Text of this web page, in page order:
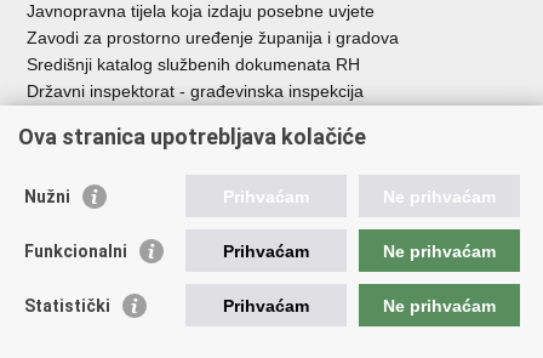
Javnopravna tijela koja izdaju posebne uvjete
Zavodi za prostorno uređenje županija i gradova
Središnji katalog službenih dokumenata RH
Državni inspektorat - građevinska inspekcija
Vlada Republike Hrvatske
Agencija za pravni promet i posredovanje nekretninama
Fond za zaštitu okoliša i energetsku učinkovitost
Ova stranica upotrebljava kolačiće
Nužni Prihvaćam Ne prihvaćam
Funkcionalni Prihvaćam Ne prihvaćam
Statistički Prihvaćam Ne prihvaćam